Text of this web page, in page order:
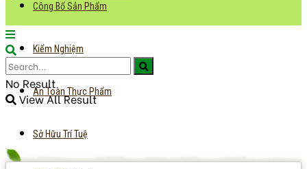
Công Bố Sản Phẩm
Kiểm Nghiệm
An Toàn Thực Phẩm
Sở Hữu Trí Tuệ
No Result
View All Result